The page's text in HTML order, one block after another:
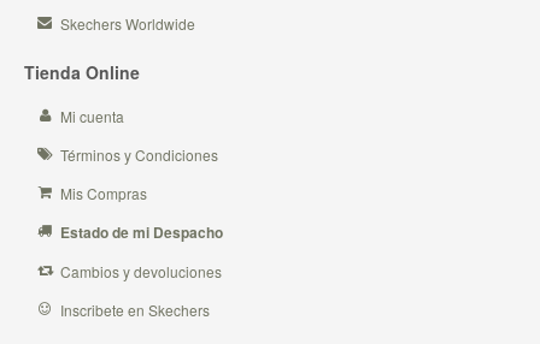
Skechers Worldwide
Tienda Online
Mi cuenta
Términos y Condiciones
Mis Compras
Estado de mi Despacho
Cambios y devoluciones
Inscribete en Skechers